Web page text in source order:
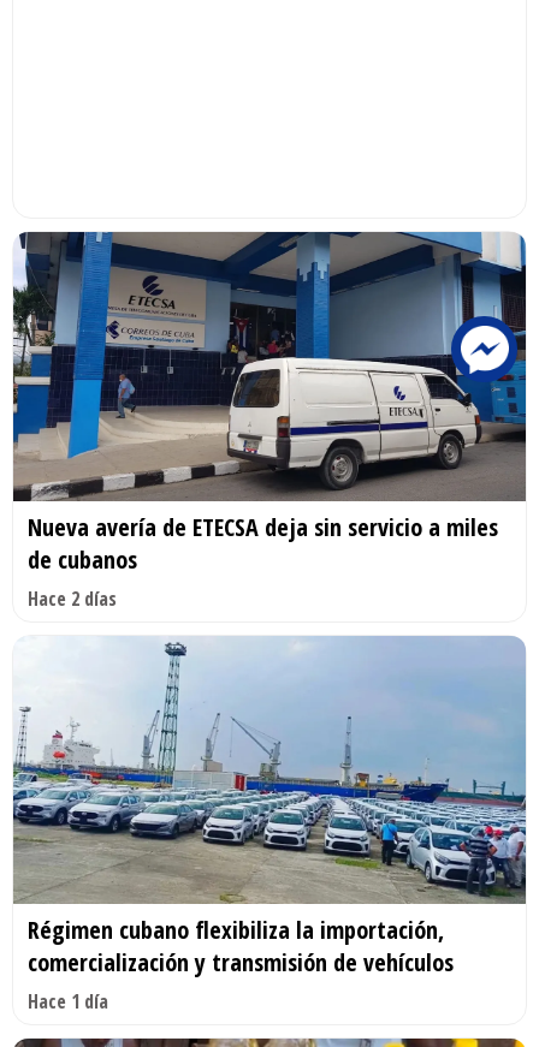
Nueva avería de ETECSA deja sin servicio a miles
de cubanos
Hace 2 días
Régimen cubano flexibiliza la importación,
comercialización y transmisión de vehículos
Hace 1 día